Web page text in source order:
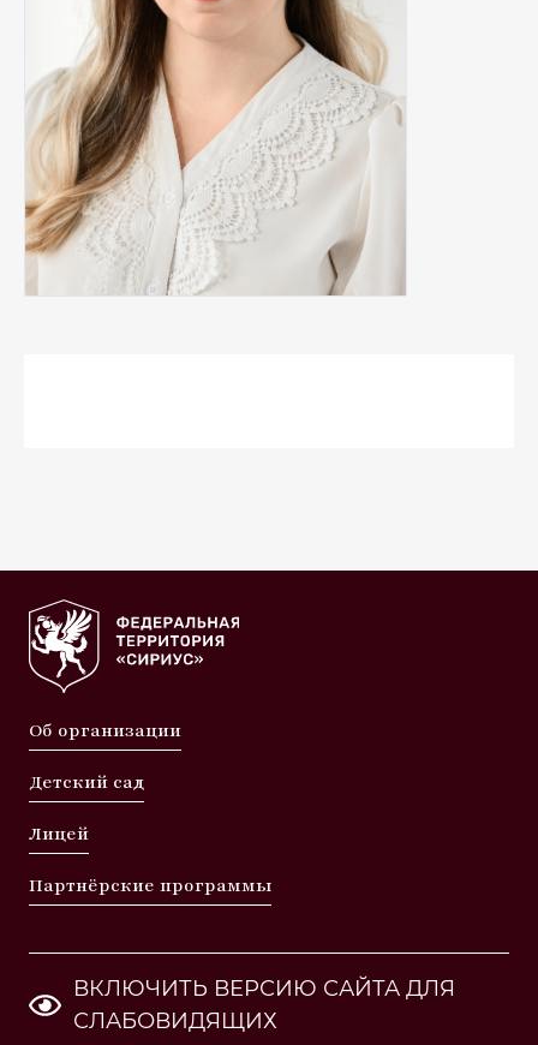
Об организации
Детский сад
Лицей
Партнёрские программы
ВКЛЮЧИТЬ ВЕРСИЮ САЙТА ДЛЯ
СЛАБОВИДЯЩИХ